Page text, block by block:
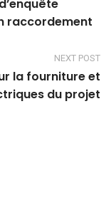
raccordement
NEXT POST
la fourniture et
du projet